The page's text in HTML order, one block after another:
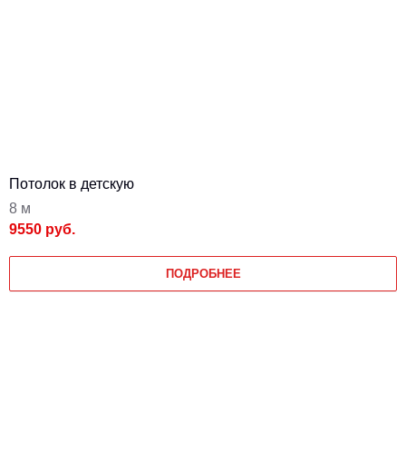
Потолок в детскую
8 м
9550 руб.
ПОДРОБНЕЕ